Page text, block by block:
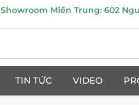
Showroom Miền Trung: 602
TIN TỨC VIDEO